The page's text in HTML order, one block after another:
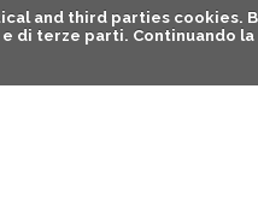
and third parties cookies.
di terze parti. Continuando